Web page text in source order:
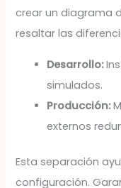
crear un diagrama
resaltar las
Desarrollo:
simulados.
Producción:
externos
Esta separación
configuración.